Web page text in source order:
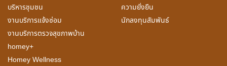
บริหารชุมชน
งานบริการแจ้งซ่อม
งานบริการตรวจสุขภาพบ้าน
homey+
Homey Wellness
ความยั่งยืน
นักลงทุนสัมพันธ์